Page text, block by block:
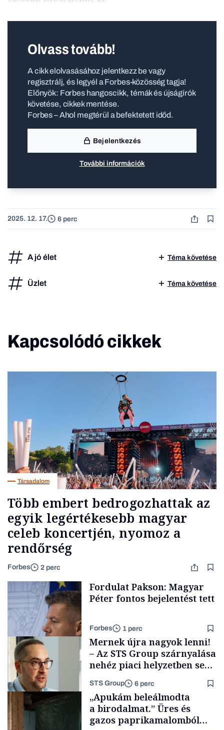
Olvass tovább!
A cikk elolvasásához jelentkezz be vagy
regisztrálj, és legyél a Forbes-közösség tagja!
Előnyök: Forbes hangoscikk, témák és újságírók
követése, cikkek mentése.
Forbes – Ahol megtérül a befektetett időd.
Bejelentkezés
További információk
2025. 12. 17. 6 perc
A jó élet Téma követése
Üzlet Téma követése
Kapcsolódó cikkek
Társadalom
Több embert bedrogozhattak az
egyik legértékesebb magyar
celeb koncertjén, nyomoz a
rendőrség
Forbes 2 perc
Energia
Fordulat Pakson: Magyar
Péter fontos bejelentést tett
Forbes 1 perc
Mernek újra nagyok lenni!
– Az STS Group szárnyalása
nehéz piaci helyzetben sem
STS Group 6 perc
„Apukám beleálmodta
a birodalmat.” Üres és
gazos paprikamalomból